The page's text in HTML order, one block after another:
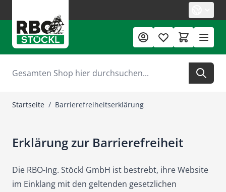
Suche
Startseite / Barrierefreiheitserklärung
Erklärung zur Barrierefreiheit
Die RBO-Ing. Stöckl GmbH ist bestrebt, ihre Website
im Einklang mit den geltenden gesetzlichen